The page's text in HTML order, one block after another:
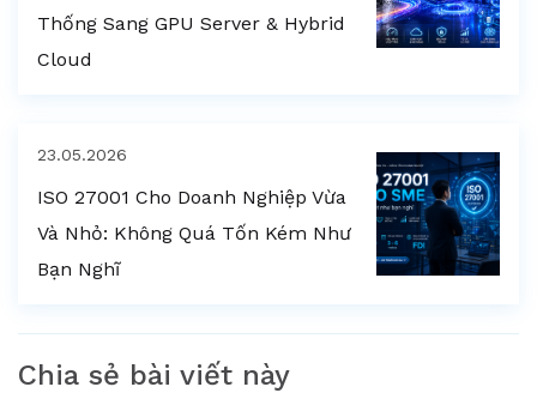
Thống Sang GPU Server & Hybrid
Cloud
23.05.2026
ISO 27001 Cho Doanh Nghiệp Vừa
Và Nhỏ: Không Quá Tốn Kém Như
Bạn Nghĩ
Chia sẻ bài viết này